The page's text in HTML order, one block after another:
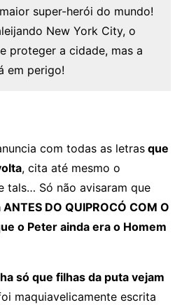
super-herói do mundo!
New York City, o
proteger a cidade, mas a
em perigo!
com todas as letras que
, cita até mesmo o
tals… Só não avisaram que
DO QUIPROCÓ COM O
o Peter ainda era o Homem
só que filhas da puta vejam
maquiavelicamente escrita